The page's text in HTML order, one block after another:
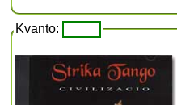
Kvanto: